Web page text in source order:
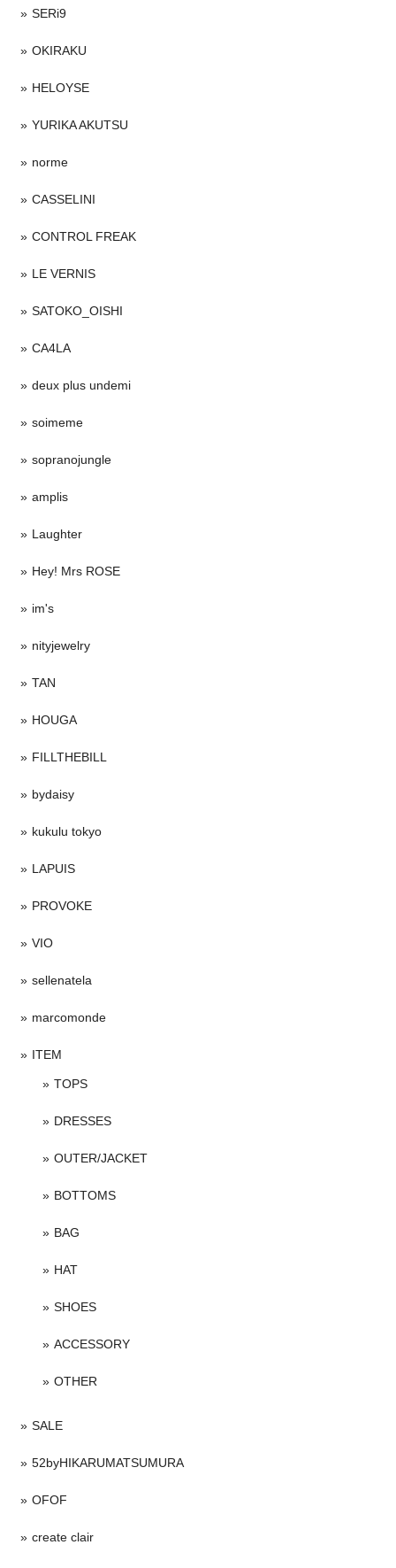
SERi9
OKIRAKU
HELOYSE
YURIKA AKUTSU
norme
CASSELINI
CONTROL FREAK
LE VERNIS
SATOKO_OISHI
CA4LA
deux plus undemi
soimeme
sopranojungle
amplis
Laughter
Hey! Mrs ROSE
im's
nityjewelry
TAN
HOUGA
FILLTHEBILL
bydaisy
kukulu tokyo
LAPUIS
PROVOKE
VIO
sellenatela
marcomonde
ITEM
TOPS
DRESSES
OUTER/JACKET
BOTTOMS
BAG
HAT
SHOES
ACCESSORY
OTHER
SALE
52byHIKARUMATSUMURA
OFOF
create clair